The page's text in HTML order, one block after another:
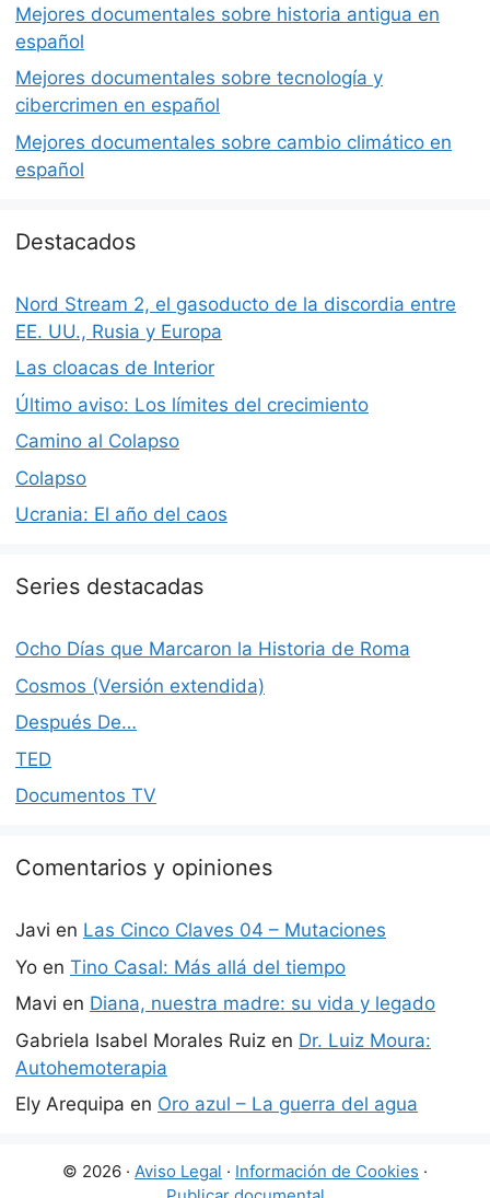
Mejores documentales sobre historia antigua en
español
Mejores documentales sobre tecnología y
cibercrimen en español
Mejores documentales sobre cambio climático en
español
Destacados
Nord Stream 2, el gasoducto de la discordia entre
EE. UU., Rusia y Europa
Las cloacas de Interior
Último aviso: Los límites del crecimiento
Camino al Colapso
Colapso
Ucrania: El año del caos
Series destacadas
Ocho Días que Marcaron la Historia de Roma
Cosmos (Versión extendida)
Después De…
TED
Documentos TV
Comentarios y opiniones
Javi en Las Cinco Claves 04 – Mutaciones
Yo en Tino Casal: Más allá del tiempo
Mavi en Diana, nuestra madre: su vida y legado
Gabriela Isabel Morales Ruiz en Dr. Luiz Moura:
Autohemoterapia
Ely Arequipa en Oro azul – La guerra del agua
© 2026 · Aviso Legal · Información de Cookies ·